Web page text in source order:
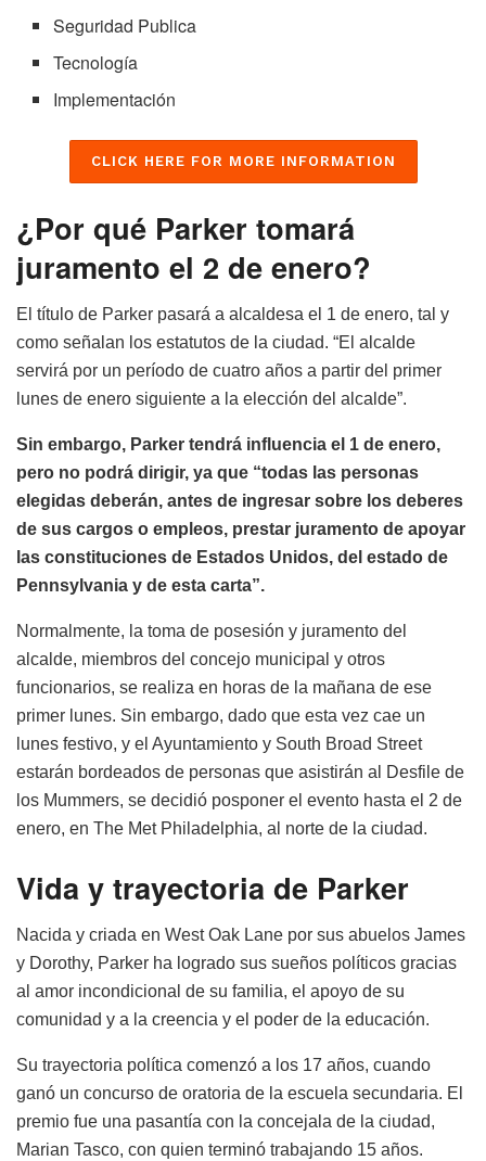
Seguridad Publica
Tecnología
Implementación
CLICK HERE FOR MORE INFORMATION
¿Por qué Parker tomará
juramento el 2 de enero?
El título de Parker pasará a alcaldesa el 1 de enero, tal y
como señalan los estatutos de la ciudad. “El alcalde
servirá por un período de cuatro años a partir del primer
lunes de enero siguiente a la elección del alcalde”.
Sin embargo, Parker tendrá influencia el 1 de enero,
pero no podrá dirigir, ya que “todas las personas
elegidas deberán, antes de ingresar sobre los deberes
de sus cargos o empleos, prestar juramento de apoyar
las constituciones de Estados Unidos, del estado de
Pennsylvania y de esta carta”.
Normalmente, la toma de posesión y juramento del
alcalde, miembros del concejo municipal y otros
funcionarios, se realiza en horas de la mañana de ese
primer lunes. Sin embargo, dado que esta vez cae un
lunes festivo, y el Ayuntamiento y South Broad Street
estarán bordeados de personas que asistirán al Desfile de
los Mummers, se decidió posponer el evento hasta el 2 de
enero, en The Met Philadelphia, al norte de la ciudad.
Vida y trayectoria de Parker
Nacida y criada en West Oak Lane por sus abuelos James
y Dorothy, Parker ha logrado sus sueños políticos gracias
al amor incondicional de su familia, el apoyo de su
comunidad y a la creencia y el poder de la educación.
Su trayectoria política comenzó a los 17 años, cuando
ganó un concurso de oratoria de la escuela secundaria. El
premio fue una pasantía con la concejala de la ciudad,
Marian Tasco, con quien terminó trabajando 15 años.